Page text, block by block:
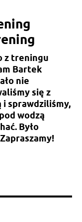
z treningu
Bartek
nie
się z
i sprawdziliśmy,
wodzą
Było